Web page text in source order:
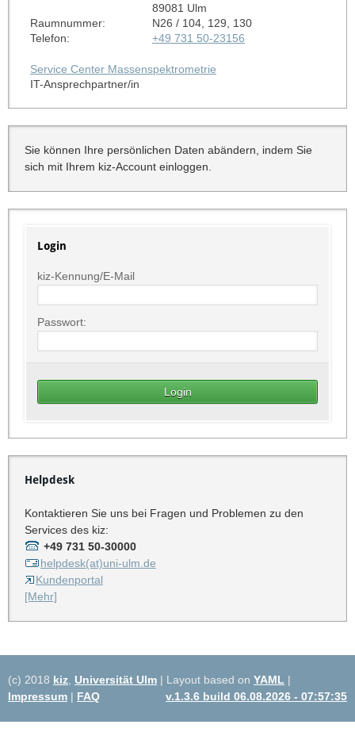
89081 Ulm
Raumnummer:
N26 / 104, 129, 130
Telefon:
+49 731 50-23156
Service Center Massenspektrometrie
IT-Ansprechpartner/in
Sie können Ihre persönlichen Daten abändern, indem Sie
sich mit Ihrem kiz-Account einloggen.
Login
kiz-Kennung/E-Mail
Passwort:
Helpdesk
Kontaktieren Sie uns bei Fragen und Problemen zu den
Services des kiz:
+49 731 50-30000
helpdesk(at)uni-ulm.de
Kundenportal
[Mehr]
(c) 2018 kiz Universität Ulm | Layout based on YAML |
Impressum | FAQ v.1.3.6 build 06.08.2026 - 07:57:35